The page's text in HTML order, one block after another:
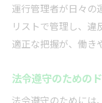
運行管理者が日々の
リストで管理し、違
適正な把握が、働き
法令遵守のための
法令遵守のためには